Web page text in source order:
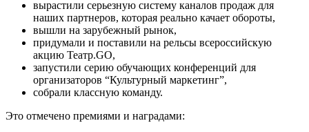
вырастили серьезную систему каналов продаж для
наших партнеров, которая реально качает обороты,
вышли на зарубежный рынок,
придумали и поставили на рельсы всероссийскую
акцию Театр.GO,
запустили серию обучающих конференций для
организаторов “Культурный маркетинг”,
собрали классную команду.
Это отмечено премиями и наградами: